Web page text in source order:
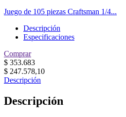
Juego de 105 piezas Craftsman 1/4...
Descripción
Especificaciones
Comprar
$ 353.683
$ 247.578,10
Descripción
Descripción